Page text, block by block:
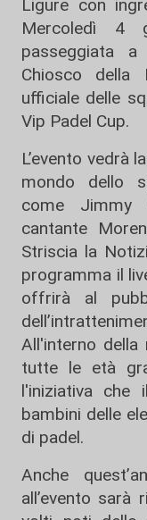
Ligure con
Mercoledì 4
passeggiata
Chiosco della
ufficiale delle
Vip Padel Cup.
L’evento vedrà
mondo dello
come Jimmy
cantante
Striscia la
programma il
offrirà al
All'interno della
tutte le età
l'iniziativa
bambini delle
di padel.
Anche
all’evento